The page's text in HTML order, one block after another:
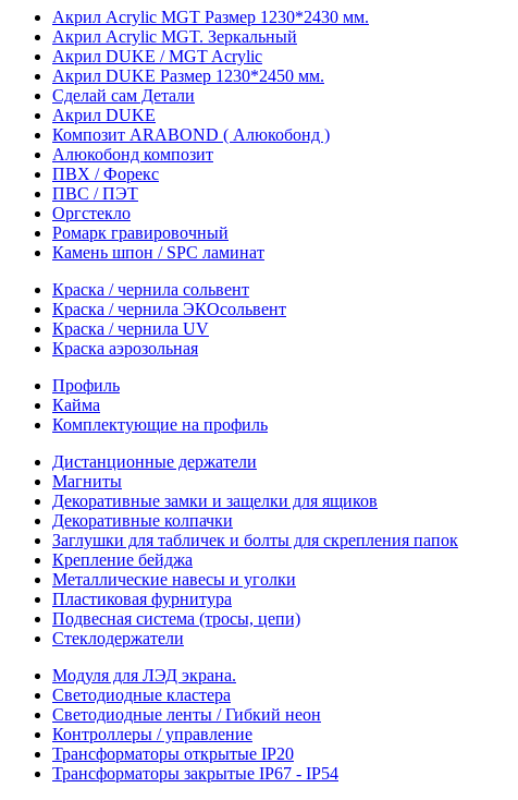
Акрил Acrylic MGT Размер 1230*2430 мм.
Акрил Acrylic MGT. Зеркальный
Акрил DUKE / MGT Acrylic
Акрил DUKE Размер 1230*2450 мм.
Сделай сам Детали
Акрил DUKE
Композит ARABOND ( Алюкобонд )
Алюкобонд композит
ПВХ / Форекс
ПВС / ПЭТ
Оргстекло
Ромарк гравировочный
Камень шпон / SPC ламинат
Краска / чернила сольвент
Краска / чернила ЭКОсольвент
Краска / чернила UV
Краска аэрозольная
Профиль
Кайма
Комплектующие на профиль
Дистанционные держатели
Магниты
Декоративные замки и защелки для ящиков
Декоративные колпачки
Заглушки для табличек и болты для скрепления папок
Крепление бейджа
Металлические навесы и уголки
Пластиковая фурнитура
Подвесная система (тросы, цепи)
Стеклодержатели
Модуля для ЛЭД экрана.
Светодиодные кластера
Светодиодные ленты / Гибкий неон
Контроллеры / управление
Трансформаторы открытые IP20
Трансформаторы закрытые IP67 - IP54